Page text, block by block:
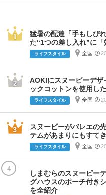
猛暑の配達「手もしび
た“1つの差し入れ”に「
ライフスタイル 全国
AOKIにスヌーピーデザ
ックコットンを使用し
ライフスタイル 全国
スヌーピーがバレエの
テムがあまりにもすて
ライフスタイル 全国
4
しまむらのスヌーピー
グハウスのポーチ付き
を全紹介